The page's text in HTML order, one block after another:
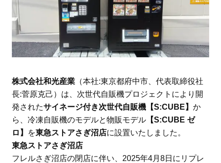
株式会社和光産業（本社:東京都府中市、代表取締役社
長:菅原克己）は、次世代自販機プロジェクトにより開
発されたサイネージ付き次世代自販機【S:CUBE】 か
ら、冷凍自販機のモデルと物販モデル【S:CUBE ゼ
ロ】
を東急ストアさぎ沼店に設置いたしました。
東急ストアさぎ沼店
フレルさぎ沼店の閉店に伴い、2025年4月8日にリプレ